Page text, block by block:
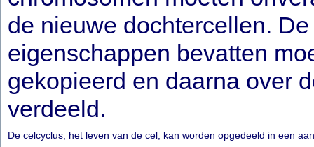
de nieuwe dochtercellen.
eigenschappen bevatten
gekopieerd en daarna over
verdeeld.
De celcyclus, het leven van de cel, kan worden opgedeeld in een